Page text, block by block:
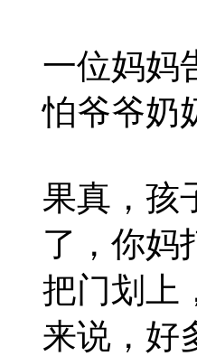
一位妈妈
怕爷爷奶
果真，孩
了，你妈
把门划上
来说，好